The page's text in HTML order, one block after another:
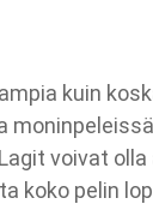
kuin
voivat
koko pelin